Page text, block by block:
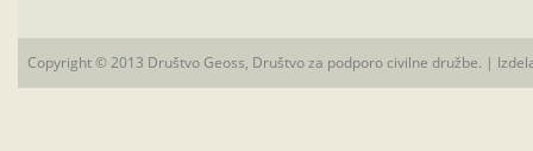
Copyright © 2013 Društvo Geoss, Društvo za podporo civilne družbe. |